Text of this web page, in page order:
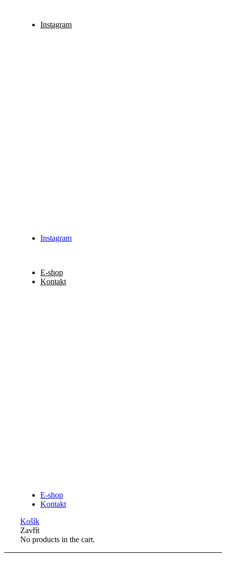
Instagram
Instagram
E-shop
Kontakt
E-shop
Kontakt
Košík
Zavřít
No products in the cart.